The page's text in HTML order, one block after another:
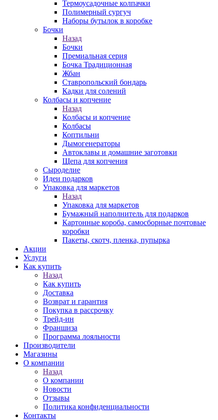
Термоусадочные колпачки
Полимерный сургуч
Наборы бутылок в коробке
Бочки
Назад
Бочки
Премиальная серия
Бочка Традиционная
Жбан
Ставропольский бондарь
Кадки для солений
Колбасы и копчение
Назад
Колбасы и копчение
Колбасы
Коптильни
Дымогенераторы
Автоклавы и домашние заготовки
Щепа для копчения
Сыроделие
Идеи подарков
Упаковка для маркетов
Назад
Упаковка для маркетов
Бумажный наполнитель для подарков
Картонные короба, самосборные почтовые
коробки
Пакеты, скотч, пленка, пупырка
Акции
Услуги
Как купить
Назад
Как купить
Доставка
Возврат и гарантия
Покупка в рассрочку
Трейд-ин
Франшиза
Программа лояльности
Производители
Магазины
О компании
Назад
О компании
Новости
Отзывы
Политика конфиденциальности
Контакты